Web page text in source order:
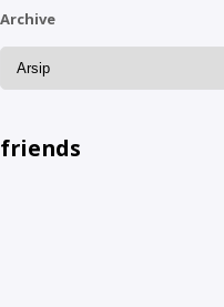
Archive
friends